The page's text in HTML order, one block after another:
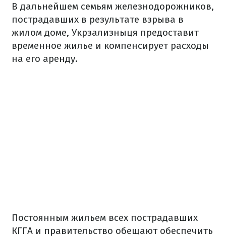
В дальнейшем семьям железнодорожников,
пострадавших в результате взрыва в
жилом доме, Укрзализныця предоставит
временное жилье и компенсирует расходы
на его аренду.
Постоянным жильем всех пострадавших
КГГА и правительство обещают обеспечить